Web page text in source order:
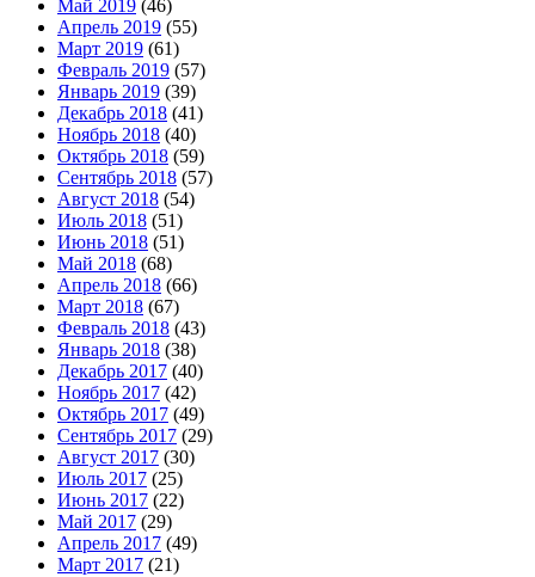
Май 2019 (46)
Апрель 2019 (55)
Март 2019 (61)
Февраль 2019 (57)
Январь 2019 (39)
Декабрь 2018 (41)
Ноябрь 2018 (40)
Октябрь 2018 (59)
Сентябрь 2018 (57)
Август 2018 (54)
Июль 2018 (51)
Июнь 2018 (51)
Май 2018 (68)
Апрель 2018 (66)
Март 2018 (67)
Февраль 2018 (43)
Январь 2018 (38)
Декабрь 2017 (40)
Ноябрь 2017 (42)
Октябрь 2017 (49)
Сентябрь 2017 (29)
Август 2017 (30)
Июль 2017 (25)
Июнь 2017 (22)
Май 2017 (29)
Апрель 2017 (49)
Март 2017 (21)